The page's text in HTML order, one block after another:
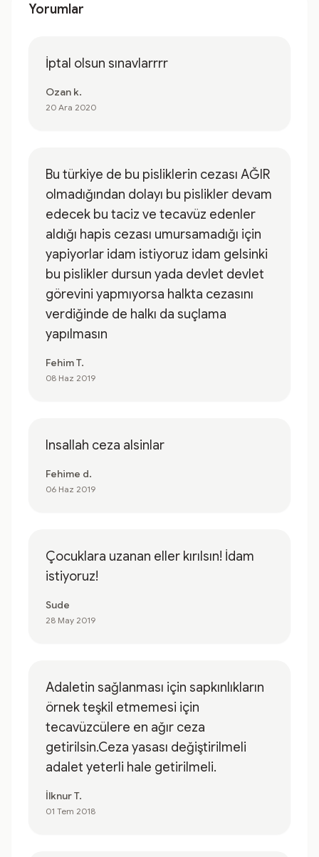
Yorumlar
İptal olsun sınavlarrrr
Ozan k.
20 Ara 2020
Bu türkiye de bu pisliklerin cezası AĞIR
olmadığından dolayı bu pislikler devam
edecek bu taciz ve tecavüz edenler
aldığı hapis cezası umursamadığı için
yapiyorlar idam istiyoruz idam gelsinki
bu pislikler dursun yada devlet devlet
görevini yapmıyorsa halkta cezasını
verdiğinde de halkı da suçlama
yapılmasın
Fehim T.
08 Haz 2019
Insallah ceza alsinlar
Fehime d.
06 Haz 2019
Çocuklara uzanan eller kırılsın! İdam
istiyoruz!
Sude
28 May 2019
Adaletin sağlanması için sapkınlıkların
örnek teşkil etmemesi için
tecavüzcülere en ağır ceza
getirilsin.Ceza yasası değiştirilmeli
adalet yeterli hale getirilmeli.
İlknur T.
01 Tem 2018